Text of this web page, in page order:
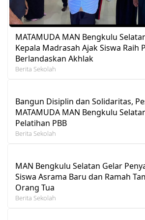
MATAMUDA MAN Bengkulu
Kepala Madrasah Ajak Siswa Raih
Berlandaskan Akhlak
Berita Sekolah
Bangun Disiplin dan Solidaritas,
MATAMUDA MAN Bengkulu
Pelatihan PBB
Berita Sekolah
MAN Bengkulu Selatan Gelar
Siswa Asrama Baru dan Ramah
Orang Tua
Berita Sekolah